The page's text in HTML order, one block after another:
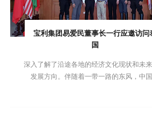
宝利集团易爱民董事长一行应邀访问
国
深入了解了沿途各地的经济文化现状和未
发展方向。伴随着一带一路的东风，中